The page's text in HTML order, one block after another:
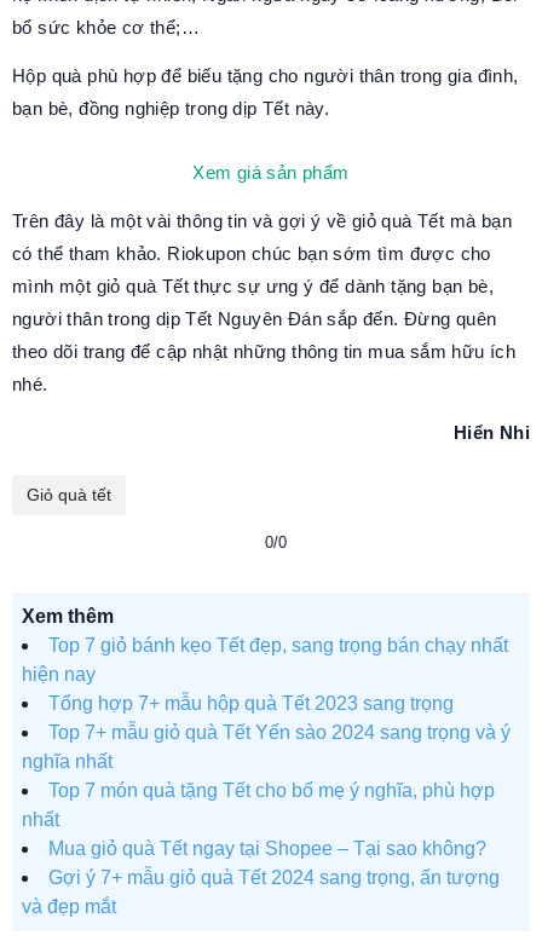
bổ sức khỏe cơ thể;…
Hộp quà phù hợp để biếu tặng cho người thân trong gia đình,
bạn bè, đồng nghiệp trong dịp Tết này.
Xem giá sản phẩm
Trên đây là một vài thông tin và gợi ý về giỏ quà Tết mà bạn
có thể tham khảo. Riokupon chúc bạn sớm tìm được cho
mình một giỏ quà Tết thực sự ưng ý để dành tặng bạn bè,
người thân trong dịp Tết Nguyên Đán sắp đến. Đừng quên
theo dõi trang để cập nhật những thông tin mua sắm hữu ích
nhé.
Hiển Nhi
Giỏ quà tết
0/0
Xem thêm
Top 7 giỏ bánh kẹo Tết đẹp, sang trọng bán chạy nhất
hiện nay
Tổng hợp 7+ mẫu hộp quà Tết 2023 sang trọng
Top 7+ mẫu giỏ quà Tết Yến sào 2024 sang trọng và ý
nghĩa nhất
Top 7 món quà tặng Tết cho bố mẹ ý nghĩa, phù hợp
nhất
Mua giỏ quà Tết ngay tại Shopee – Tại sao không?
Gợi ý 7+ mẫu giỏ quà Tết 2024 sang trọng, ấn tượng
và đẹp mắt